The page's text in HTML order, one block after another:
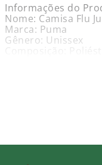
Informações do
Nome: Camisa Flu
Marca: Puma
Gênero: Unissex
Obs.: Não
Características e